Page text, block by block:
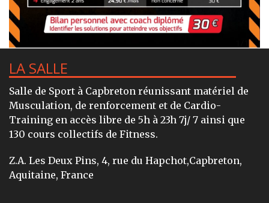
LA SALLE
Salle de Sport à Capbreton réunissant matériel de
Musculation, de renforcement et de Cardio-
Training en accès libre de 5h à 23h 7j/ 7 ainsi que
130 cours collectifs de Fitness.
Z.A. Les Deux Pins, 4, rue du Hapchot,Capbreton,
Aquitaine, France